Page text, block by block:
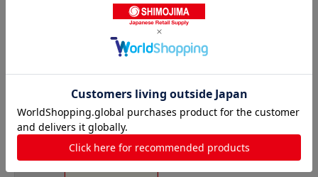
鮮魚シールの人気商品との比較